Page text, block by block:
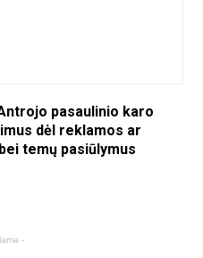
pasaulinio karo
dėl reklamos ar
temų pasiūlymus
-